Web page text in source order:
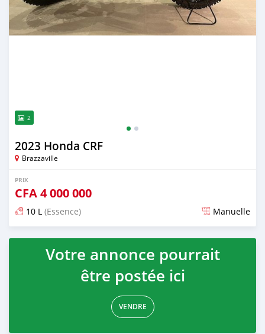
2
2023 Honda CRF
Brazzaville
PRIX
CFA4 000 000
10 L (Essence) Manuelle
Publié il y a presque 3 ans
Votre annonce pourrait
être postée ici
VENDRE